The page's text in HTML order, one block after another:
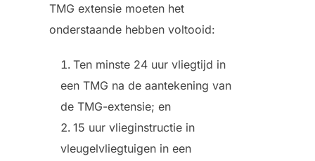
TMG extensie moeten het
onderstaande hebben voltooid:
Ten minste 24 uur vliegtijd in
een TMG na de aantekening van
de TMG-extensie; en
15 uur vlieginstructie in
vleugelvliegtuigen in een